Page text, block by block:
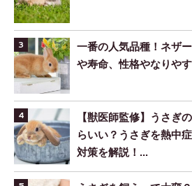
一番の人気品種！ネザ
や寿命、性格やなりや
【獣医師監修】うさぎ
らいい？うさぎを熱中
対策を解説！...